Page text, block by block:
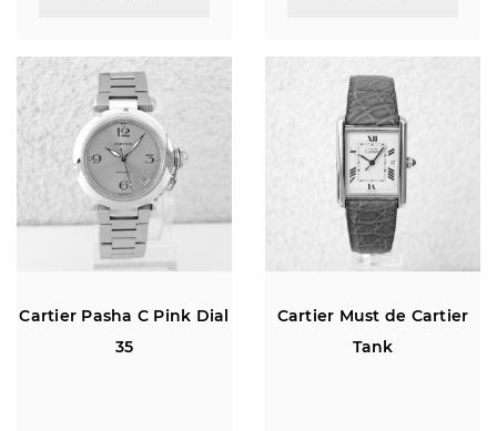
Cartier Pasha C Pink Dial
35
Cartier Must de Cartier
Tank